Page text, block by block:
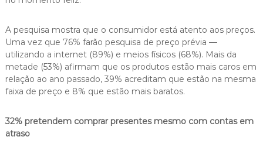
A pesquisa mostra que o consumidor está atento aos preços.
Uma vez que 76% farão pesquisa de preço prévia —
utilizando a internet (89%) e meios físicos (68%). Mais da
metade (53%) afirmam que os produtos estão mais caros em
relação ao ano passado, 39% acreditam que estão na mesma
faixa de preço e 8% que estão mais baratos.
32% pretendem comprar presentes mesmo com contas em
atraso